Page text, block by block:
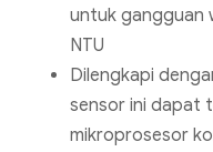
untuk gangguan
NTU
Dilengkapi
sensor ini dapat
mikroprosesor